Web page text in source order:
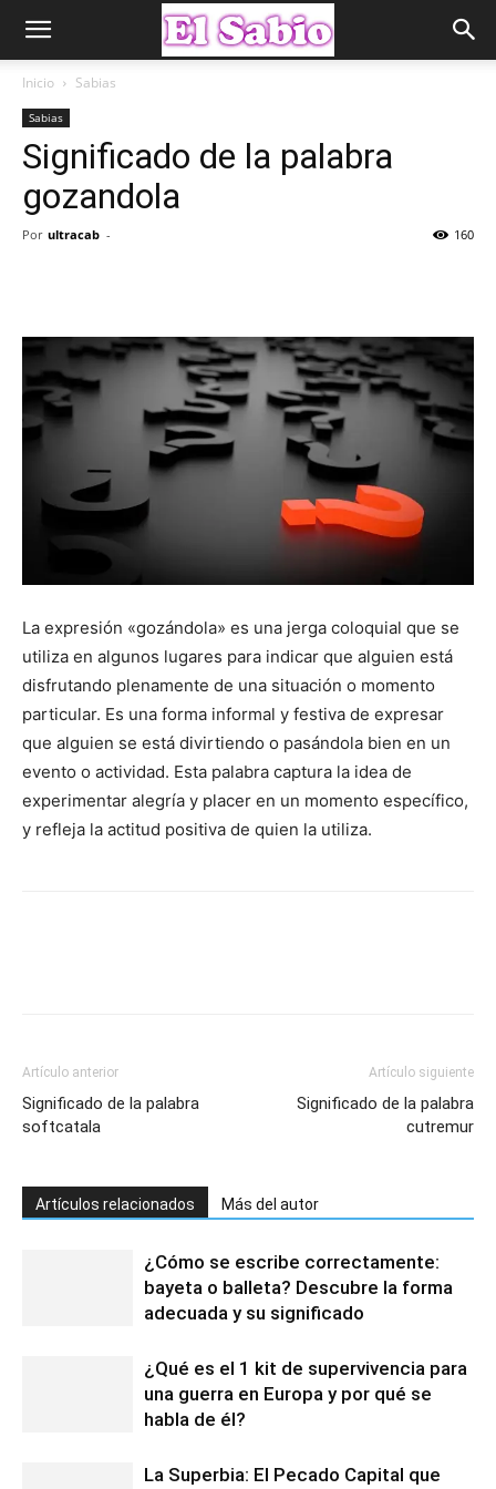
Inicio Sabias
Sabias
Significado de la palabra
gozandola
Por ultracab - 160
La expresión «gozándola» es una jerga coloquial que se
utiliza en algunos lugares para indicar que alguien está
disfrutando plenamente de una situación o momento
particular. Es una forma informal y festiva de expresar
que alguien se está divirtiendo o pasándola bien en un
evento o actividad. Esta palabra captura la idea de
experimentar alegría y placer en un momento específico,
y refleja la actitud positiva de quien la utiliza.
Artículo anterior
Significado de la palabra
softcatala
Artículo siguiente
Significado de la palabra
cutremur
Artículos relacionados Más del autor
¿Cómo se escribe correctamente:
bayeta o balleta? Descubre la forma
adecuada y su significado
¿Qué es el 1 kit de supervivencia para
una guerra en Europa y por qué se
habla de él?
La Superbia: El Pecado Capital que